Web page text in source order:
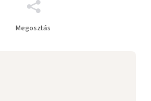
Megosztás